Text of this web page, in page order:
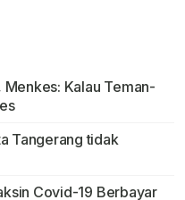
Kalau Teman-
Tangerang tidak
Covid-19 Berbayar